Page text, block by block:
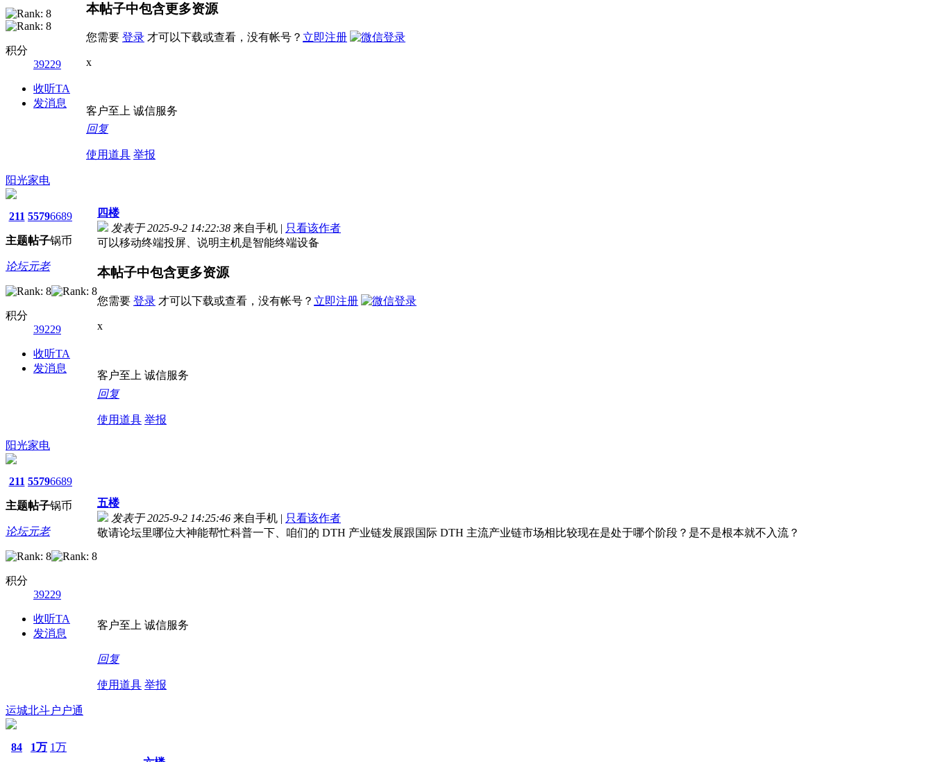
积分
39229
收听TA
发消息
本帖子中包含更多资源
您需要 登录 才可以下载或查看，没有帐号？ 立即注册
x
客户至上 诚信服务
回复
使用道具 举报
阳光家电
211
主题
5579
帖子
6689
锅币
论坛元老
积分
39229
收听TA
发消息
四楼
发表于 2025-9-2 14:22:38 来自手机 | 只看该作者
可以移动终端投屏、说明主机是智能终端设备
本帖子中包含更多资源
您需要 登录 才可以下载或查看，没有帐号？ 立即注册
x
客户至上 诚信服务
回复
使用道具 举报
阳光家电
211
主题
5579
帖子
6689
锅币
论坛元老
积分
39229
收听TA
发消息
五楼
发表于 2025-9-2 14:25:46 来自手机 | 只看该作者
敬请论坛里哪位大神能帮忙科普一下、咱们的 DTH 产业链发展跟国际 DTH 主流产业链市场相比较现在是处于哪个阶段？是不是根本就不入流？
客户至上 诚信服务
回复
使用道具 举报
运城北斗户户通
84 1万 1万